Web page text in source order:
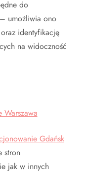
do
umożliwia ono
identyfikację
na widoczność
Warszawa
Gdańsk
stron
jak w innych